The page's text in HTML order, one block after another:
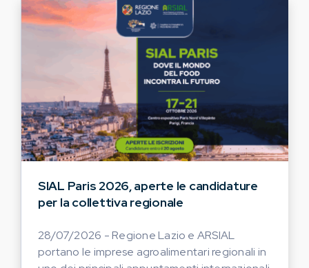
SIAL Paris 2026, aperte le candidature
per la collettiva regionale
28/07/2026 - Regione Lazio e ARSIAL
portano le imprese agroalimentari regionali in